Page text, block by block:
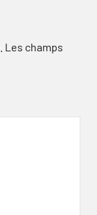
Les champs